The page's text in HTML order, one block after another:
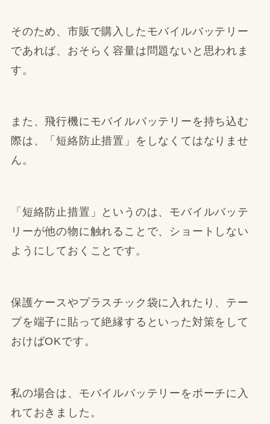
そのため、市販で購入したモバイルバッテリー
であれば、おそらく容量は問題ないと思われま
す。
また、飛行機にモバイルバッテリーを持ち込む
際は、「短絡防止措置」をしなくてはなりませ
ん。
「短絡防止措置」というのは、モバイルバッテ
リーが他の物に触れることで、ショートしない
ようにしておくことです。
保護ケースやプラスチック袋に入れたり、テー
プを端子に貼って絶縁するといった対策をして
おけばOKです。
私の場合は、モバイルバッテリーをポーチに入
れておきました。